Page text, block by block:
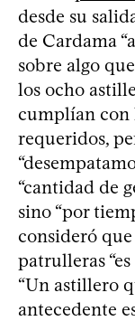
desde su
de Cardama
sobre algo
los ocho
cumplían con
requeridos,
“cantidad de
sino “por
consideró
patrulleras
“Un astillero
antecedente